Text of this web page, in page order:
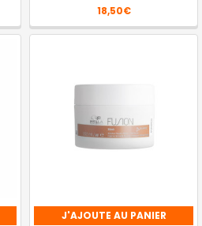
18,50€
J'AJOUTE AU PANIER